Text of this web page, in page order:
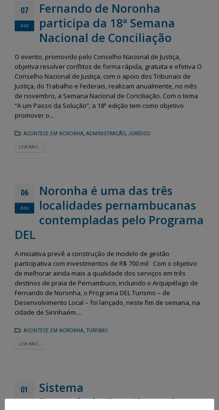
07
nov
Fernando de Noronha
participa da 18ª Semana
Nacional de Conciliação
O evento, promovido pelo Conselho Nacional de Justiça,
objetiva resolver conflitos de forma rápida, gratuita e efetiva O
Conselho Nacional de Justiça, com o apoio dos Tribunais de
Justiça, do Trabalho e Federais, realizam anualmente, no mês
de novembro, a Semana Nacional de Conciliação. Com o tema
“A um Passo da Solução”, a 18ª edição tem como objetivo
promover o...
ACONTECE EM NORONHA, ADMINISTRAÇÃO, JURÍDICO
LEIA MAIS...
06
nov
Noronha é uma das três
localidades pernambucanas
contempladas pelo Programa
DEL
A iniciativa prevê a construção de modelo de gestão
participativa com investimentos de R$ 700 mil Com o objetivo
de melhorar ainda mais a qualidade dos serviços em três
destinos de praia de Pernambuco, incluindo o Arquipélago de
Fernando de Noronha, o Programa DEL Turismo – de
Desenvolvimento Local – foi lançado, neste fim de semana, na
cidade de Sirinhaém....
ACONTECE EM NORONHA, TURISMO
LEIA MAIS...
01
Sistema
Fecomércio/Sesc/Senac lança